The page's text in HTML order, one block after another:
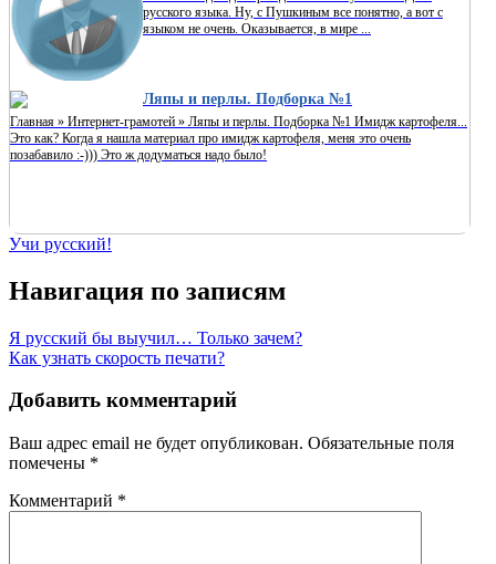
русского языка. Ну, с Пушкиным все понятно, а вот с
языком не очень. Оказывается, в мире ...
Ляпы и перлы. Подборка №1
Главная » Интернет-грамотей » Ляпы и перлы. Подборка №1 Имидж картофеля...
Это как? Когда я нашла материал про имидж картофеля, меня это очень
позабавило :-))) Это ж додуматься надо было!
Учи русский!
Навигация по записям
Я русский бы выучил… Только зачем?
Как узнать скорость печати?
Добавить комментарий
Ваш адрес email не будет опубликован. Обязательные поля
помечены *
Комментарий *